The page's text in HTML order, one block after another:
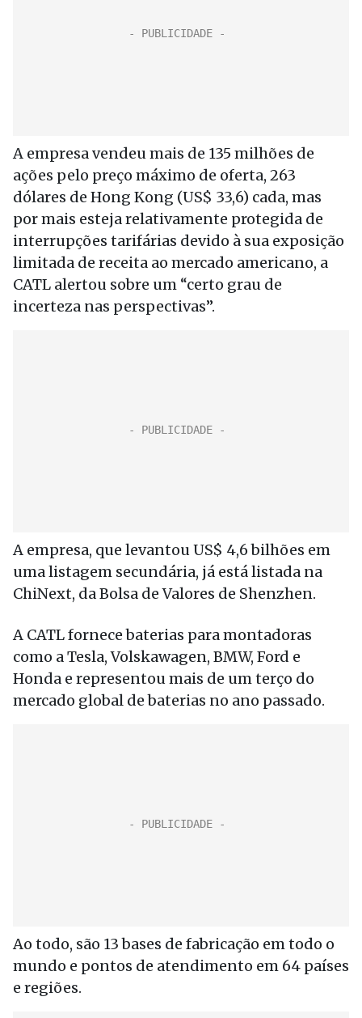
A empresa vendeu mais de 135 milhões de
ações pelo preço máximo de oferta, 263
dólares de Hong Kong (US$ 33,6) cada, mas
por mais esteja relativamente protegida de
interrupções tarifárias devido à sua exposição
limitada de receita ao mercado americano, a
CATL alertou sobre um “certo grau de
incerteza nas perspectivas”.
A empresa, que levantou US$ 4,6 bilhões em
uma listagem secundária, já está listada na
ChiNext, da Bolsa de Valores de Shenzhen.
A CATL fornece baterias para montadoras
como a Tesla, Volskawagen, BMW, Ford e
Honda e representou mais de um terço do
mercado global de baterias no ano passado.
Ao todo, são 13 bases de fabricação em todo o
mundo e pontos de atendimento em 64 países
e regiões.